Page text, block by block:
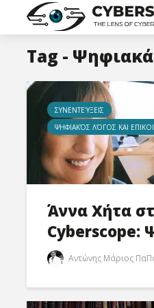
Tag -
ΣΥΝΕΝΤΕΎΞΕΙΣ
ΨΗΦΙΑΚΌΣ ΛΌΓΟΣ ΚΑΙ
Άννα Χήτα
Cyberscope:
Αντώνης Μάριος